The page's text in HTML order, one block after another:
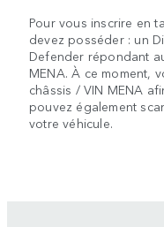
Pour vous inscrire en
devez posséder : un
Defender répondant
MENA. À ce moment,
châssis / VIN MENA
pouvez également
votre véhicule.